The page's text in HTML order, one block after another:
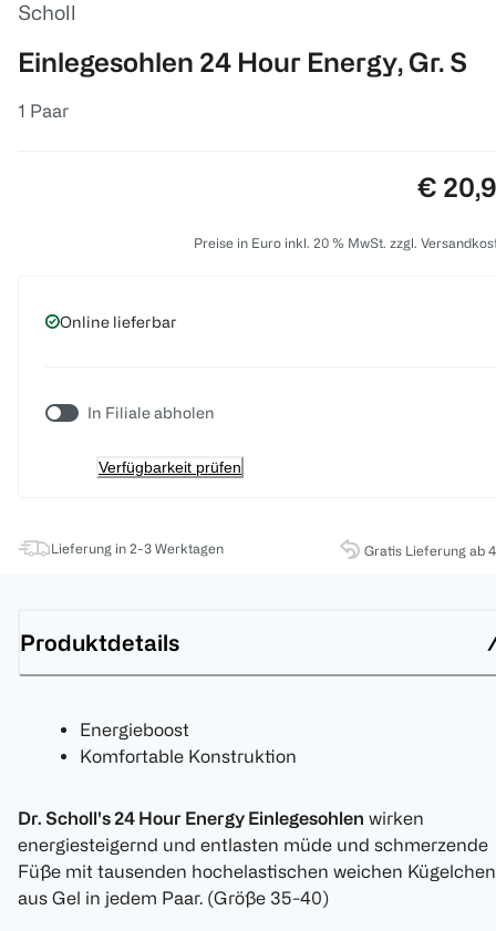
Scholl
Einlegesohlen 24 Hour Energy, Gr. S
1 Paar
Preis:
€
Preise in Euro inkl. 20 % MwSt. zzgl.
Online lieferbar
In Filiale abholen
Verfügbarkeit prüfen
Lieferung in 2-3 Werktagen Gratis Lieferung ab
Produktdetails
Energieboost
Komfortable Konstruktion
Dr. Scholl's 24 Hour Energy Einlegesohlen wirken
energiesteigernd und entlasten müde und schmerzende
Füße mit tausenden hochelastischen weichen Kügelchen
aus Gel in jedem Paar. (Größe 35-40)